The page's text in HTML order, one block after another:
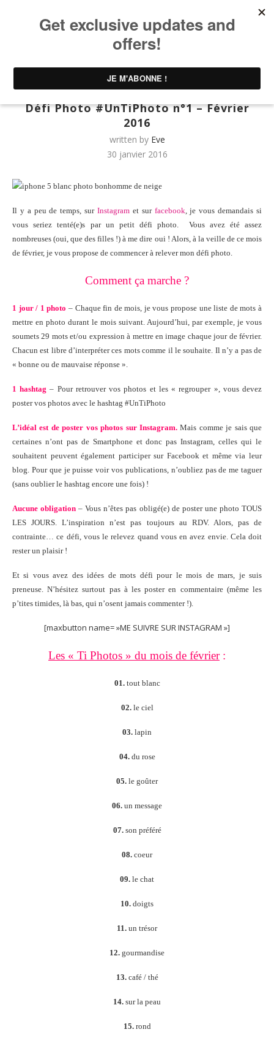
UNTIBEBE FAMILY | Famille & Lifestyle
UNTIBEBE FAMILY | Famille & Lifestyle
Défi Photo #UnTiPhoto n°1 – Février
2016
written by Eve
30 janvier 2016
Il y a peu de temps, sur Instagram et sur facebook, je vous demandais si
vous seriez tenté(e)s par un petit défi photo. Vous avez été assez
nombreuses (oui, que des filles !) à me dire oui ! Alors, à la veille de ce mois
de février, je vous propose de commencer à relever mon défi photo.
Comment ça marche ?
1 jour / 1 photo – Chaque fin de mois, je vous propose une liste de mots à
mettre en photo durant le mois suivant. Aujourd’hui, par exemple, je vous
soumets 29 mots et/ou expression à mettre en image chaque jour de février.
Chacun est libre d’interpréter ces mots comme il le souhaite. Il n’y a pas de
« bonne ou de mauvaise réponse ».
1 hashtag – Pour retrouver vos photos et les « regrouper », vous devez
poster vos photos avec le hashtag #UnTiPhoto
L’idéal est de poster vos photos sur Instagram.Mais comme je sais que
certaines n’ont pas de Smartphone et donc pas Instagram, celles qui le
souhaitent peuvent également participer sur Facebook et même via leur
blog. Pour que je puisse voir vos publications, n’oubliez pas de me taguer
(sans oublier le hashtag encore une fois) !
Aucune obligation – Vous n’êtes pas obligé(e) de poster une photo TOUS
LES JOURS. L’inspiration n’est pas toujours au RDV. Alors, pas de
contrainte… ce défi, vous le relevez quand vous en avez envie. Cela doit
rester un plaisir !
Et si vous avez des idées de mots défi pour le mois de mars, je suis
preneuse. N’hésitez surtout pas à les poster en commentaire (même les
p’tites timides, là bas, qui n’osent jamais commenter !).
[maxbutton name= »ME SUIVRE SUR INSTAGRAM »]
Les « Ti Photos » du mois de février:
01.tout blanc
02.le ciel
03. lapin
04.du rose
05. le goûter
06. un message
07. son préféré
08. coeur
09. le chat
10. doigts
11. un trésor
12. gourmandise
13.café / thé
14. sur la peau
15. rond